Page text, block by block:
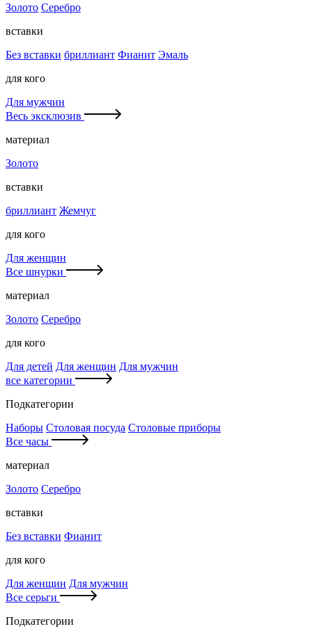
Золото Серебро
вставки
Без вставки бриллиант Фианит Эмаль
для кого
Для мужчин
Весь эксклюзив
материал
Золото
вставки
бриллиант Жемчуг
для кого
Для женщин
Все шнурки
материал
Золото Серебро
для кого
Для детей Для женщин Для мужчин
все категории
Подкатегории
Наборы Столовая посуда Столовые приборы
Все часы
материал
Золото Серебро
вставки
Без вставки Фианит
для кого
Для женщин Для мужчин
Все серьги
Подкатегории